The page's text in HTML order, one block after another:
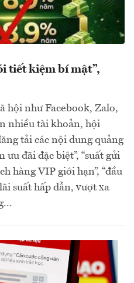
tiết kiệm bí mật”,
hội như Facebook, Zalo,
nhiều tài khoản, hội
tải các nội dung quảng
ưu đãi đặc biệt”, “suất gửi
hàng VIP giới hạn”, “đầu
suất hấp dẫn, vượt xa